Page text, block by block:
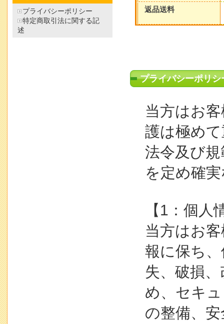
返品送料
プライバシーポリシ
当方はお
護は極め
法令及び
を定め確
【1：個人
当方はお
報に保ち
失、破損
め、セキ
の整備、
プライバシーポリシー
特定商取引法に関する記
述